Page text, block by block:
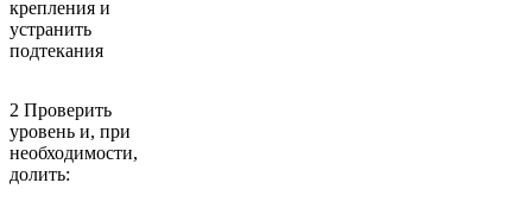
крепления и
устранить
подтекания
2 Проверить
уровень и, при
необходимости,
долить: